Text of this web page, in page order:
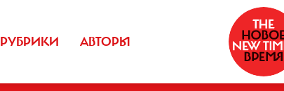
РУБРИКИ АВТОРЫ